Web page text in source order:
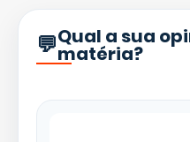
Qual a sua
matéria?